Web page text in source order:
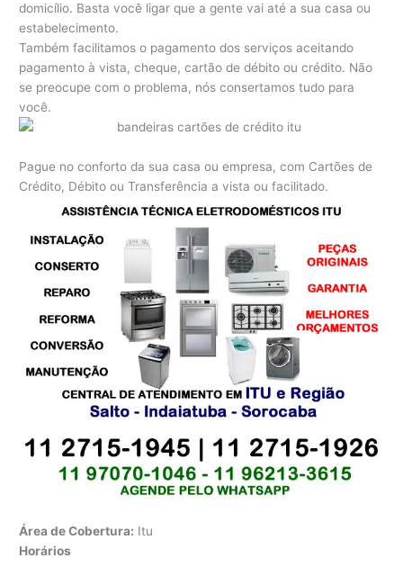
domicílio. Basta você ligar que a gente vai até a sua casa ou
estabelecimento.
Também facilitamos o pagamento dos serviços aceitando
pagamento à vista, cheque, cartão de débito ou crédito. Não
se preocupe com o problema, nós consertamos tudo para
você.
Pague no conforto da sua casa ou empresa, com Cartões de
Crédito, Débito ou Transferência a vista ou facilitado.
Área de Cobertura: Itu
Horários